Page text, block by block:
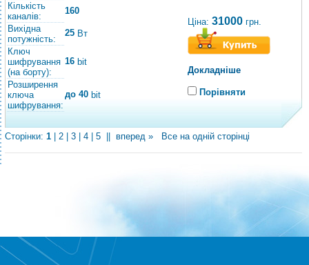
Кількість
каналів:
160
Вихідна
потужність:
25 Вт
Ключ
шифрування
(на борту):
16 bit
Розширення
ключа
шифрування:
до 40 bit
Ціна: 31000 грн.
Докладніше
Порівняти
Сторінки: 1 2 3 4 5 вперед » Все на одній сторінці